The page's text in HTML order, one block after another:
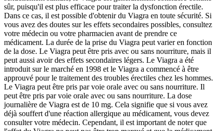
sûr, puisqu'il est plus efficace pour traiter la dysfonction érectile.
Dans ce cas, il est possible d'obtenir du Viagra en toute sécurité. Si
vous avez des doutes sur les effets secondaires possibles, consultez
votre médecin ou votre pharmacien avant de prendre ce
médicament. La durée de la prise du Viagra peut varier en fonction
de la dose. Le Viagra peut être pris avec ou sans nourriture, mais il
peut aussi avoir des effets secondaires légers. Le Viagra a été
introduit sur le marché en 1998 et le Viagra a commencé à être
approuvé pour le traitement des troubles érectiles chez les hommes.
Le Viagra peut être pris par voie orale avec ou sans nourriture. Il
peut être pris par voie orale avec ou sans nourriture. La dose
journalière de Viagra est de 10 mg. Cela signifie que si vous avez
déjà souffert d'une réaction allergique au médicament, vous devez
consulter votre médecin. Cependant, il est important de noter que